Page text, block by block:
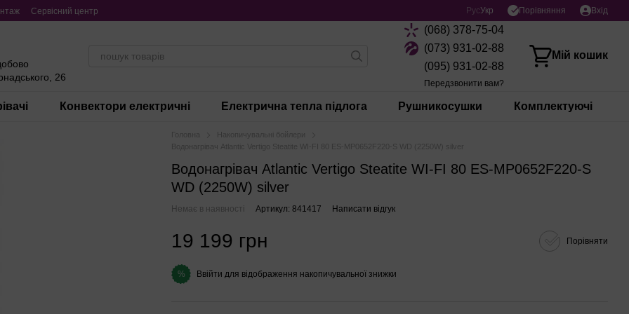
Сервісний центр РусУкр Порівняння Вхід
26
(068) 378-75-04
(073) 931-02-88
(095) 931-02-88
Передзвонити вам?
Мій кошик
Конвектори електричні Електрична тепла підлога Рушникосушки Комплектуючі
Головна
Накопичувальні бойлери
Водонагрівач Atlantic Vertigo Steatite WI-FI 80 ES-MP0652F220-S WD (2250W) silver
Водонагрівач Atlantic Vertigo Steatite WI-FI 80 ES-MP0652F220-S
WD (2250W) silver
Немає в наявності Артикул: 841417 Написати відгук
19 199 грн Порівняти
% Ввійти для відображення накопичувальної знижки